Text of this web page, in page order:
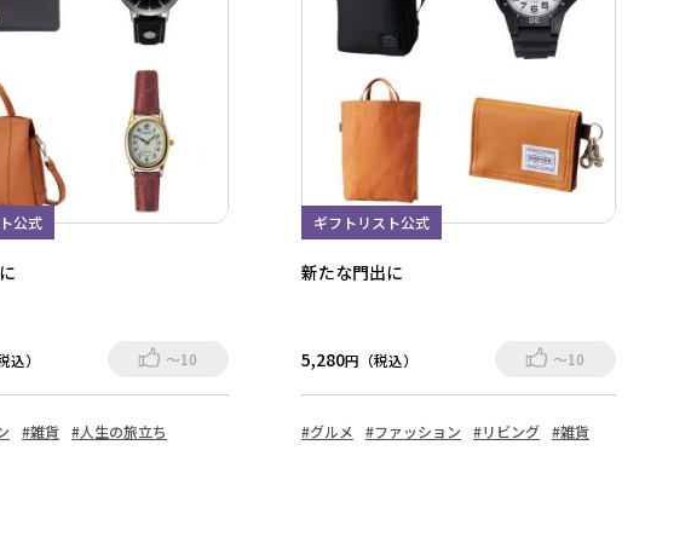
公式
込） ～10
#雑貨 #人生の旅立ち
ギフトリスト公式
新たな門出に
5,280円（税込） ～10
#グルメ #ファッション #リビング #雑貨